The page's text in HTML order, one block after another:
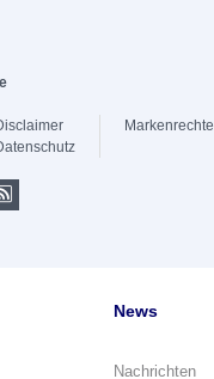
Markenrechte
News
Nachrichten